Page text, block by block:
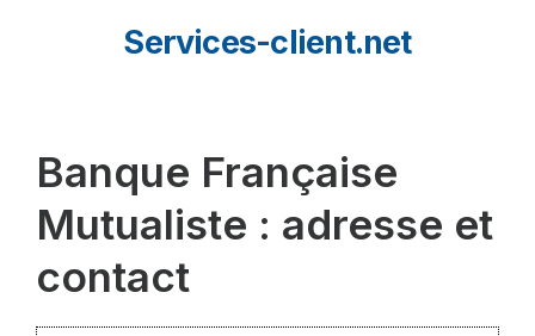
Services-client.net
Banque Française
Mutualiste : adresse et
contact